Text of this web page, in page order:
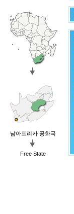
남아프리카 공화국
Free State